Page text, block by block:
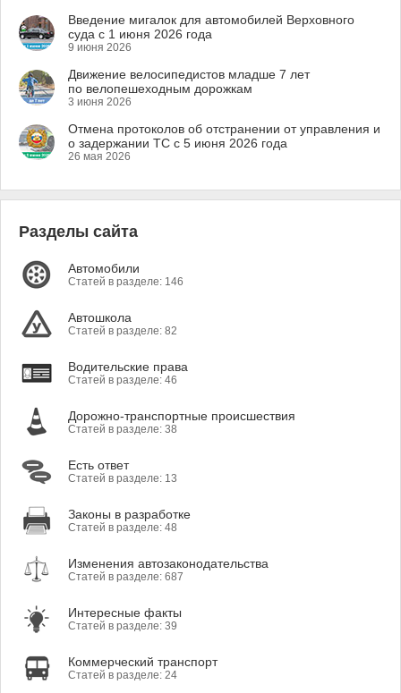
Введение мигалок для автомобилей Верховного
суда с 1 июня 2026 года
9 июня 2026
Движение велосипедистов младше 7 лет
по велопешеходным дорожкам
3 июня 2026
Отмена протоколов об отстранении от управления и
о задержании ТС с 5 июня 2026 года
26 мая 2026
Разделы сайта
Автомобили
Статей в разделе: 146
Автошкола
Статей в разделе: 82
Водительские права
Статей в разделе: 46
Дорожно-транспортные происшествия
Статей в разделе: 38
Есть ответ
Статей в разделе: 13
Законы в разработке
Статей в разделе: 48
Изменения автозаконодательства
Статей в разделе: 687
Интересные факты
Статей в разделе: 39
Коммерческий транспорт
Статей в разделе: 24